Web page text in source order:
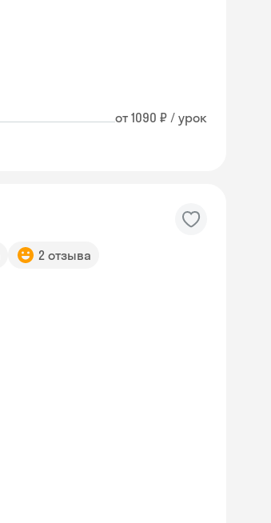
от 1090 ₽ / урок
2 отзыва